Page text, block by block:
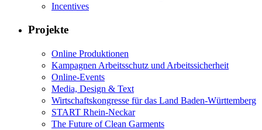
Incentives
Projekte
Online Produktionen
Kampagnen Arbeitsschutz und Arbeitssicherheit
Online-Events
Media, Design & Text
Wirtschaftskongresse für das Land Baden-Württemberg
START Rhein-Neckar
The Future of Clean Garments